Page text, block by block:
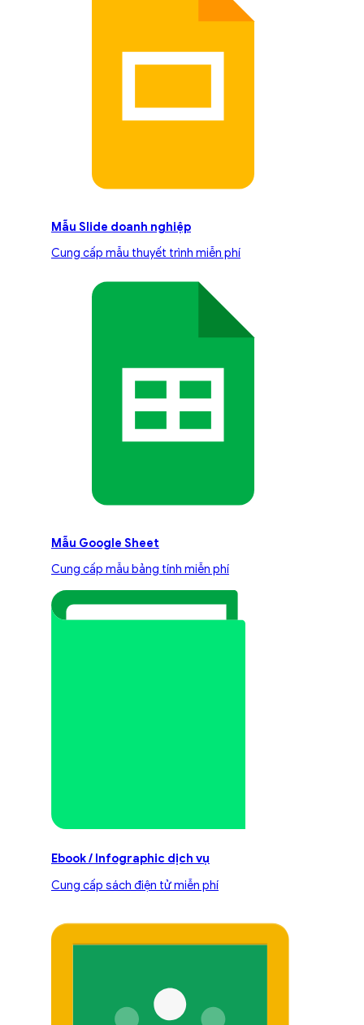
Mẫu Slide doanh nghiệp
Cung cấp mẫu thuyết trình miễn phí
Mẫu Google Sheet
Cung cấp mẫu bảng tính miễn phí
Ebook / Infographic dịch vụ
Cung cấp sách điện tử miễn phí